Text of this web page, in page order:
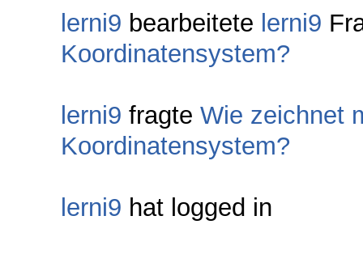
lerni9 bearbeitete lerni9
Koordinatensystem?
lerni9 fragte Wie zeichnet
Koordinatensystem?
lerni9 hat logged in